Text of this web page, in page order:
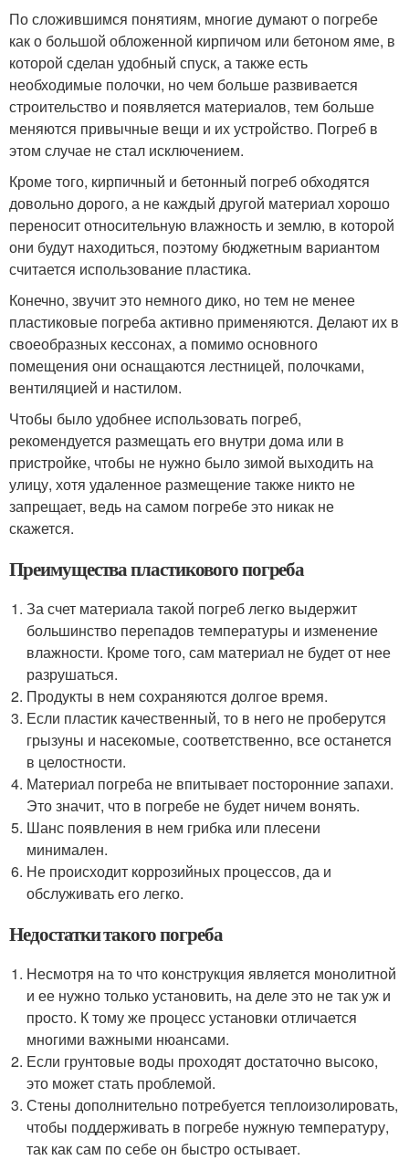
По сложившимся понятиям, многие думают о погребе
как о большой обложенной кирпичом или бетоном яме, в
которой сделан удобный спуск, а также есть
необходимые полочки, но чем больше развивается
строительство и появляется материалов, тем больше
меняются привычные вещи и их устройство. Погреб в
этом случае не стал исключением.
Кроме того, кирпичный и бетонный погреб обходятся
довольно дорого, а не каждый другой материал хорошо
переносит относительную влажность и землю, в которой
они будут находиться, поэтому бюджетным вариантом
считается использование пластика.
Конечно, звучит это немного дико, но тем не менее
пластиковые погреба активно применяются. Делают их в
своеобразных кессонах, а помимо основного
помещения они оснащаются лестницей, полочками,
вентиляцией и настилом.
Чтобы было удобнее использовать погреб,
рекомендуется размещать его внутри дома или в
пристройке, чтобы не нужно было зимой выходить на
улицу, хотя удаленное размещение также никто не
запрещает, ведь на самом погребе это никак не
скажется.
Преимущества пластикового погреба
За счет материала такой погреб легко выдержит
большинство перепадов температуры и изменение
влажности. Кроме того, сам материал не будет от нее
разрушаться.
Продукты в нем сохраняются долгое время.
Если пластик качественный, то в него не проберутся
грызуны и насекомые, соответственно, все останется
в целостности.
Материал погреба не впитывает посторонние запахи.
Это значит, что в погребе не будет ничем вонять.
Шанс появления в нем грибка или плесени
минимален.
Не происходит коррозийных процессов, да и
обслуживать его легко.
Недостатки такого погреба
Несмотря на то что конструкция является монолитной
и ее нужно только установить, на деле это не так уж и
просто. К тому же процесс установки отличается
многими важными нюансами.
Если грунтовые воды проходят достаточно высоко,
это может стать проблемой.
Стены дополнительно потребуется теплоизолировать,
чтобы поддерживать в погребе нужную температуру,
так как сам по себе он быстро остывает.